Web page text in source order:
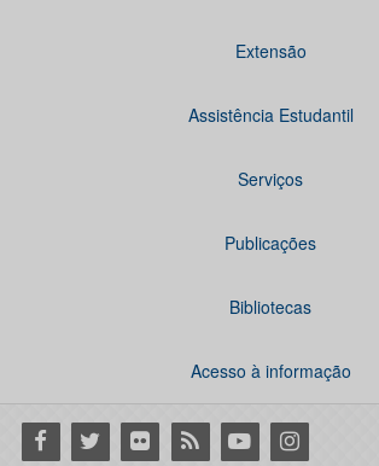
Extensão
Assistência Estudantil
Serviços
Publicações
Bibliotecas
Acesso à informação
Facebook
Twitter Flickr RSS YoutubeInstagram